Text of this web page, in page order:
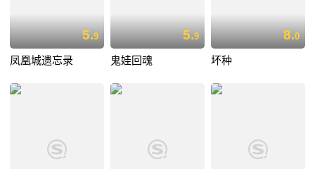
5.9
凤凰城遗忘录
5.9
鬼娃回魂
8.0
坏种